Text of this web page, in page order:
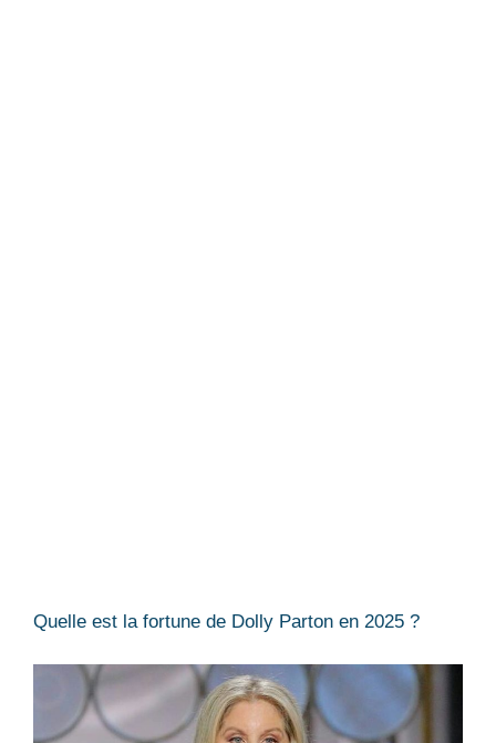
Quelle est la fortune de Dolly Parton en 2025 ?